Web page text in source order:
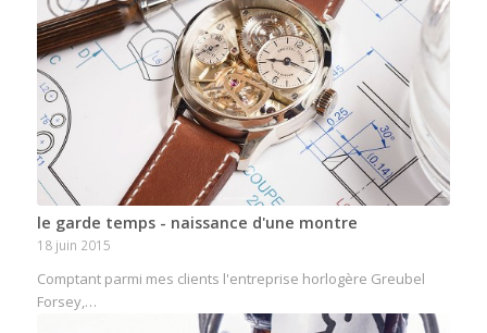
le garde temps - naissance d'une montre
18 juin 2015
Comptant parmi mes clients l'entreprise horlogère Greubel
Forsey,…